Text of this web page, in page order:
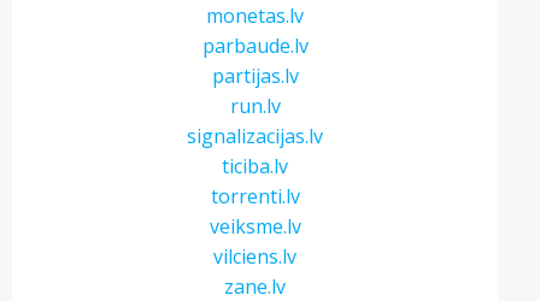
monetas.lv
parbaude.lv
partijas.lv
run.lv
signalizacijas.lv
ticiba.lv
torrenti.lv
veiksme.lv
vilciens.lv
zane.lv